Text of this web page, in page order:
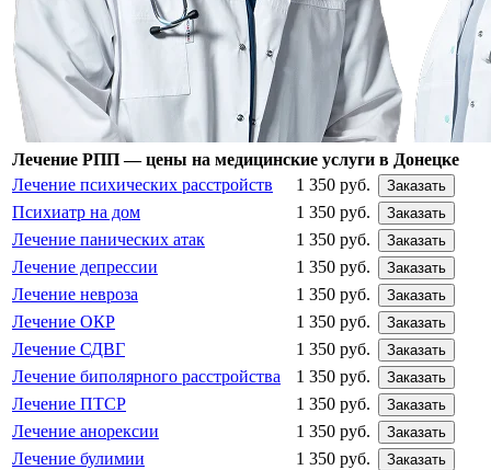
Лечение РПП — цены на медицинские услуги в Донецке
Лечение психических расстройств
1 350 руб. Заказать
Психиатр на дом 1 350 руб. Заказать
Лечение панических атак 1 350 руб. Заказать
Лечение депрессии 1 350 руб. Заказать
Лечение невроза 1 350 руб. Заказать
Лечение ОКР 1 350 руб. Заказать
Лечение СДВГ 1 350 руб. Заказать
Лечение биполярного расстройства 1 350 руб. Заказать
Лечение ПТСР 1 350 руб. Заказать
Лечение анорексии 1 350 руб. Заказать
Лечение булимии 1 350 руб. Заказать